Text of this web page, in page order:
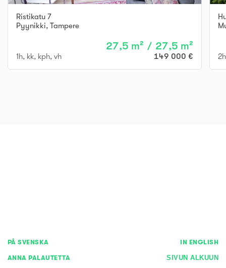
Ristikatu 7
Pyynikki, Tampere
27,5 m² / 27,5 m²
1h, kk, kph, vh 149 000 €
PÅ SVENSKA IN ENGLISH
ANNA PALAUTETTA SIVUN ALKUUN